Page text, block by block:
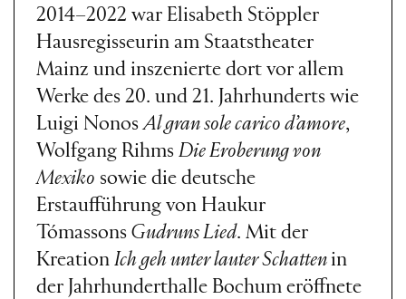
2014–2022 war Elisabeth Stöppler
Hausregisseurin am Staatstheater
Mainz und inszenierte dort vor allem
Werke des 20. und 21. Jahrhunderts wie
Luigi NonosAl gran sole carico d’amore,
Wolfgang Rihms Die Eroberung von
Mexiko sowie die deutsche
Erstaufführung von Haukur
Tómassons Gudruns Lied. Mit der
Kreation Ich geh unter lauter Schattenin
der Jahrhunderthalle Bochum eröffnete